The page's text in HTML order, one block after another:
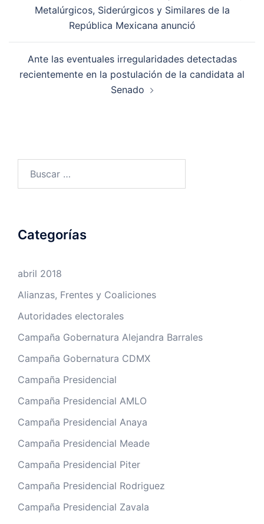
entradas
Metalúrgicos, Siderúrgicos y Similares de la
República Mexicana anunció
Ante las eventuales irregularidades detectadas
recientemente en la postulación de la candidata al
Senado
Categorías
abril 2018
Alianzas, Frentes y Coaliciones
Autoridades electorales
Campaña Gobernatura Alejandra Barrales
Campaña Gobernatura CDMX
Campaña Presidencial
Campaña Presidencial AMLO
Campaña Presidencial Anaya
Campaña Presidencial Meade
Campaña Presidencial Piter
Campaña Presidencial Rodriguez
Campaña Presidencial Zavala